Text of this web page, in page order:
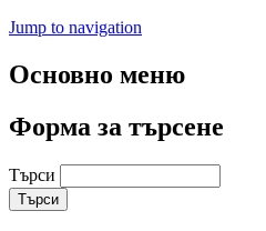
Jump to navigation
Основно меню
Форма за търсене
Търси